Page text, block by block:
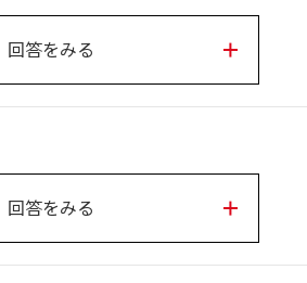
回答をみる
回答をみる